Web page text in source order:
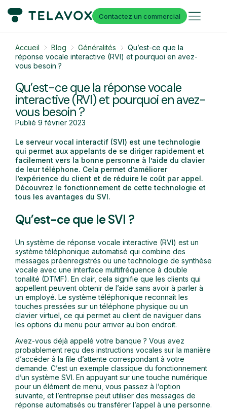
Contactez un commercial
Accueil Blog Généralités
Qu’est-ce que la
réponse vocale interactive (RVI) et pourquoi en avez-
vous besoin ?
Qu’est-ce que la réponse vocale
interactive (RVI) et pourquoi en avez-
vous besoin ?
Publié 9 février 2023
Le serveur vocal interactif (SVI) est une technologie
qui permet aux appelants de se diriger rapidement et
facilement vers la bonne personne à l’aide du clavier
de leur téléphone. Cela permet d’améliorer
l’expérience du client et de réduire le coût par appel.
Découvrez le fonctionnement de cette technologie et
tous les avantages du SVI.
Qu’est-ce que le SVI ?
Un système de réponse vocale interactive (RVI) est un
système téléphonique automatisé qui combine des
messages préenregistrés ou une technologie de synthèse
vocale avec une interface multifréquence à double
tonalité (DTMF). En clair, cela signifie que les clients qui
appellent peuvent obtenir de l’aide sans avoir à parler à
un employé. Le système téléphonique reconnaît les
touches pressées sur un téléphone physique ou un
clavier virtuel, ce qui permet au client de naviguer dans
les options du menu pour arriver au bon endroit.
Avez-vous déjà appelé votre banque ? Vous avez
probablement reçu des instructions vocales sur la manière
d’accéder à la file d’attente correspondant à votre
demande. C’est un exemple classique du fonctionnement
d’un système SVI. En appuyant sur une touche numérique
pour un élément de menu, vous passez à l’option
suivante, et l’entreprise peut utiliser des messages de
réponse automatisés ou transférer l’appel à une personne.